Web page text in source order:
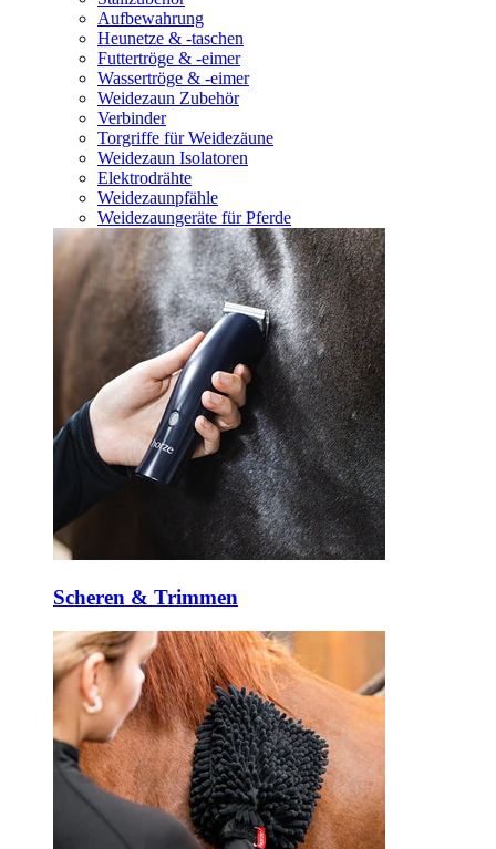
Aufbewahrung
Heunetze & -taschen
Futtertröge & -eimer
Wassertröge & -eimer
Weidezaun Zubehör
Verbinder
Torgriffe für Weidezäune
Weidezaun Isolatoren
Elektrodrähte
Weidezaunpfähle
Weidezaungeräte für Pferde
Scheren & Trimmen